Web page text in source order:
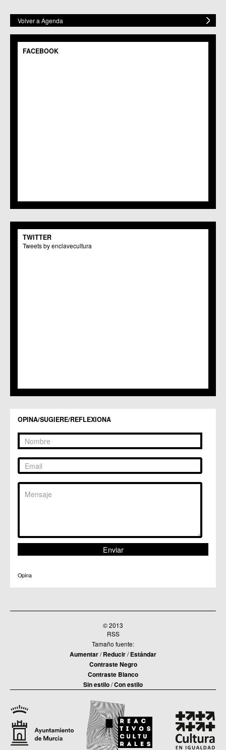
Volver a Agenda
FACEBOOK
TWITTER
Tweets by enclavecultura
OPINA/SUGIERE/REFLEXIONA
Opina
© 2013
RSS
Tamaño fuente:
Aumentar/Reducir/Estándar
Contraste Negro
Contraste Blanco
Sin estilo/Con estilo